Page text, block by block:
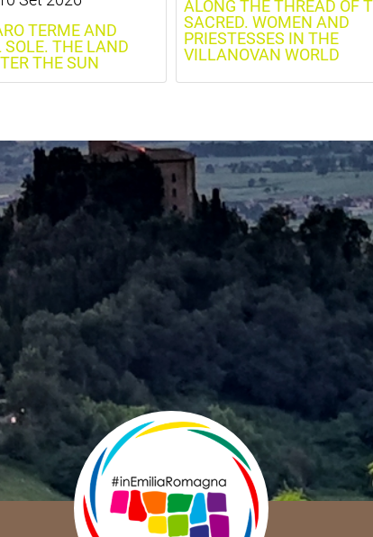
TERME AND
SOLE. THE LAND
THE SUN
ALONG THE THREAD OF
SACRED. WOMEN AND
PRIESTESSES IN THE
VILLANOVAN WORLD